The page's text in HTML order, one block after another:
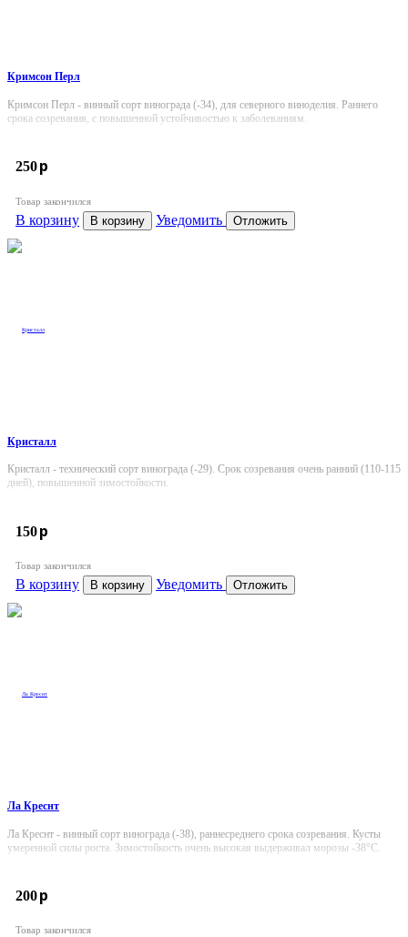
Кримсон Перл
Кримсон Перл - винный сорт винограда (-34), для северного виноделия. Раннего
срока созревания, с повышенной устойчивостью к заболеваниям.
250p
Товар закончился
В корзину В корзину Уведомить Отложить
Кристалл
Кристалл - технический сорт винограда (-29). Срок созревания очень ранний (110-115
дней), повышенной зимостойкости.
150p
Товар закончился
В корзину В корзину Уведомить Отложить
Ла Креснт
Ла Креснт - винный сорт винограда (-38), раннесреднего срока созревания. Кусты
умеренной силы роста. Зимостойкость очень высокая выдерживал морозы -38°С.
200p
Товар закончился